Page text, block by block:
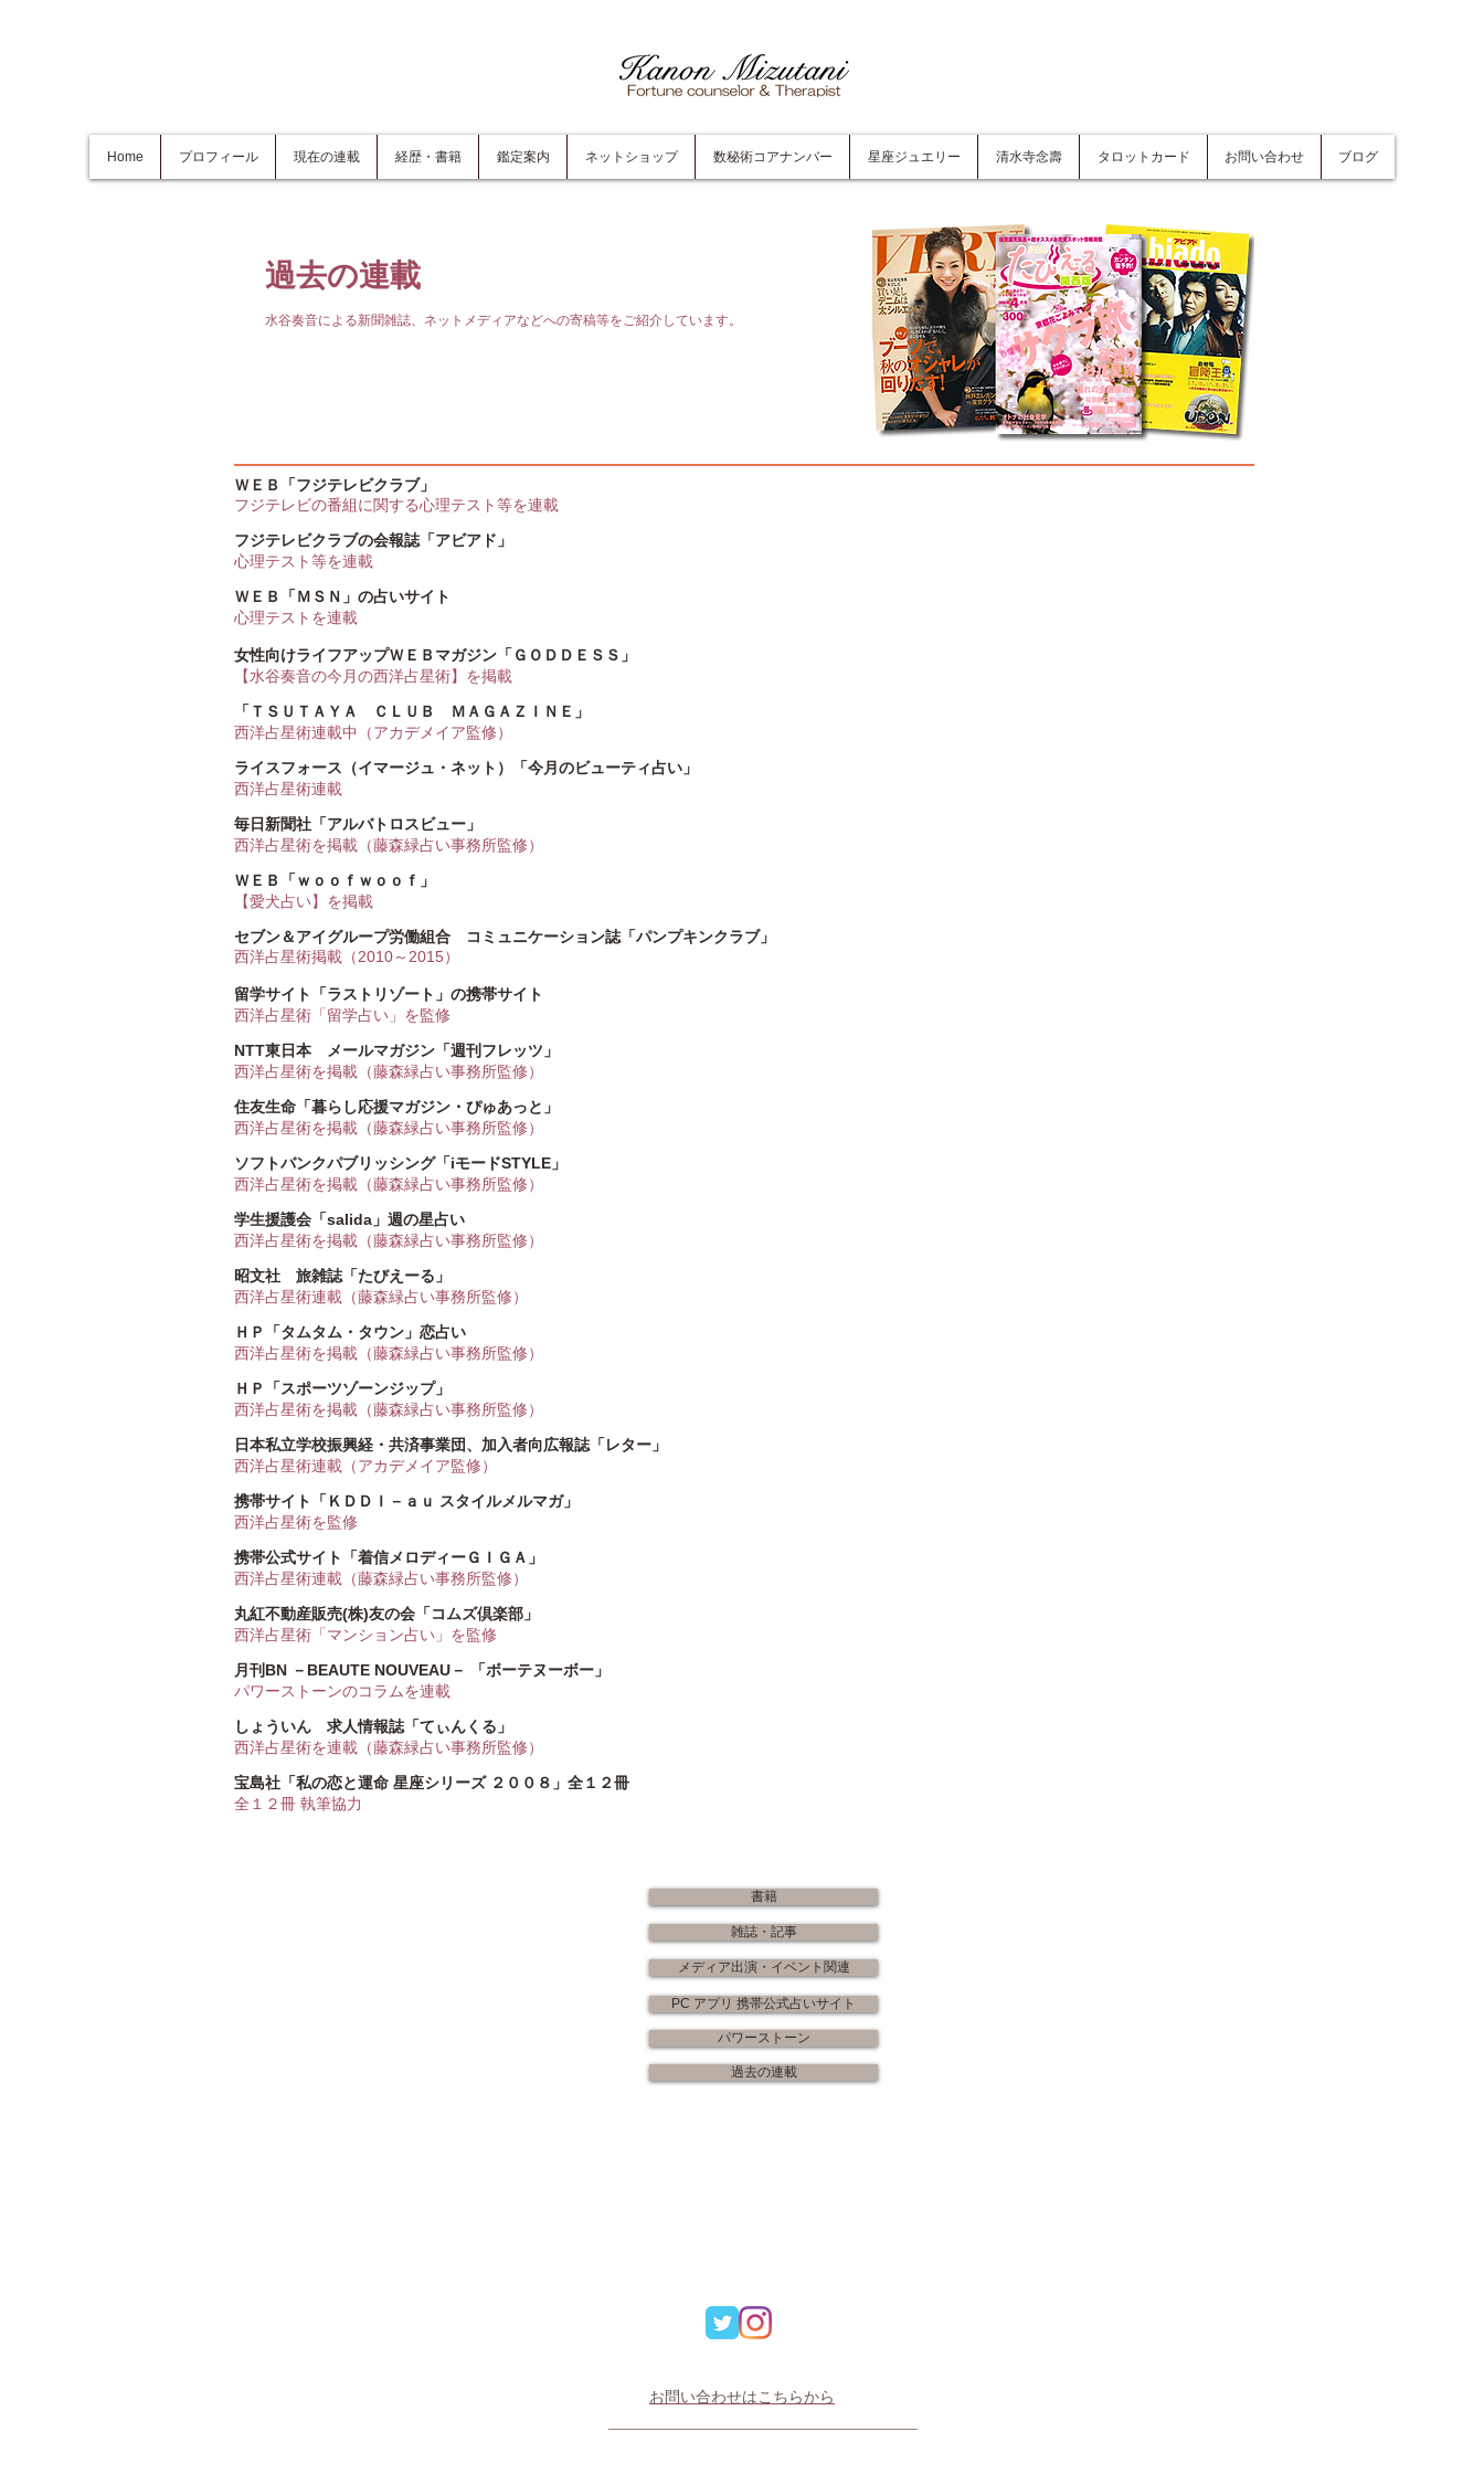
Home プロフィール 現在の連載 経歴・書籍 鑑定案内 ネットショップ 数秘術コアナンバー 星座ジュエリー 清水寺念壽 タロットカード お問い合わせ ブログ
過去の連載
水谷奏音による新聞雑誌、ネットメディアなどへの寄稿等をご紹介しています。
ＷＥＢ「フジテレビクラブ」
フジテレビの番組に関する心理テスト等を連載
フジテレビクラブの会報誌「アビアド」
心理テスト等を連載
ＷＥＢ「ＭＳＮ」の占いサイト
心理テストを連載
女性向けライフアップＷＥＢマガジン「ＧＯＤＤＥＳＳ」
【水谷奏音の今月の西洋占星術】を掲載
「ＴＳＵＴＡＹＡ ＣＬＵＢ ＭＡＧＡＺＩＮＥ」
西洋占星術連載中（アカデメイア監修）
ライスフォース（イマージュ・ネット）「今月のビューティ占い」
西洋占星術連載
毎日新聞社「アルバトロスビュー」
西洋占星術を掲載（藤森緑占い事務所監修）
ＷＥＢ「ｗｏｏｆｗｏｏｆ」
【愛犬占い】を掲載
セブン＆アイグループ労働組合 コミュニケーション誌「パンプキンクラブ」
西洋占星術掲載（2010～2015）
留学サイト「ラストリゾート」の携帯サイト
西洋占星術「留学占い」を監修
NTT東日本 メールマガジン「週刊フレッツ」
西洋占星術を掲載（藤森緑占い事務所監修）
住友生命「暮らし応援マガジン・ぴゅあっと」
西洋占星術を掲載（藤森緑占い事務所監修）
ソフトバンクパブリッシング「iモードSTYLE」
西洋占星術を掲載（藤森緑占い事務所監修）
学生援護会「salida」週の星占い
西洋占星術を掲載（藤森緑占い事務所監修）
昭文社 旅雑誌「たびえーる」
西洋占星術連載（藤森緑占い事務所監修）
ＨＰ「タムタム・タウン」恋占い
西洋占星術を掲載（藤森緑占い事務所監修）
ＨＰ「スポーツゾーンジップ」
西洋占星術を掲載（藤森緑占い事務所監修）
日本私立学校振興経・共済事業団、加入者向広報誌「レター」
西洋占星術連載（アカデメイア監修）
携帯サイト「ＫＤＤＩ－ａｕ スタイルメルマガ」
西洋占星術を監修
携帯公式サイト「着信メロディーＧＩＧＡ」
西洋占星術連載（藤森緑占い事務所監修）
丸紅不動産販売(株)友の会「コムズ倶楽部」
西洋占星術「マンション占い」を監修
月刊BN －BEAUTE NOUVEAU－ 「ボーテヌーボー」
パワーストーンのコラムを連載
しょういん 求人情報誌「てぃんくる」
西洋占星術を連載（藤森緑占い事務所監修）
宝島社「私の恋と運命 星座シリーズ ２００８」全１２冊
全１２冊 執筆協力
書籍
雑誌・記事
メディア出演・イベント関連
PC アプリ 携帯公式占いサイト
パワーストーン
過去の連載
​​​お問い合わせはこちらから